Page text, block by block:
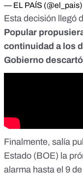
— EL PAÍS (@el_pais)
Esta decisión llegó
Popular
continuidad a los
Gobierno descartó
Finalmente, salía
Estado (BOE) la
alarma hasta el 9